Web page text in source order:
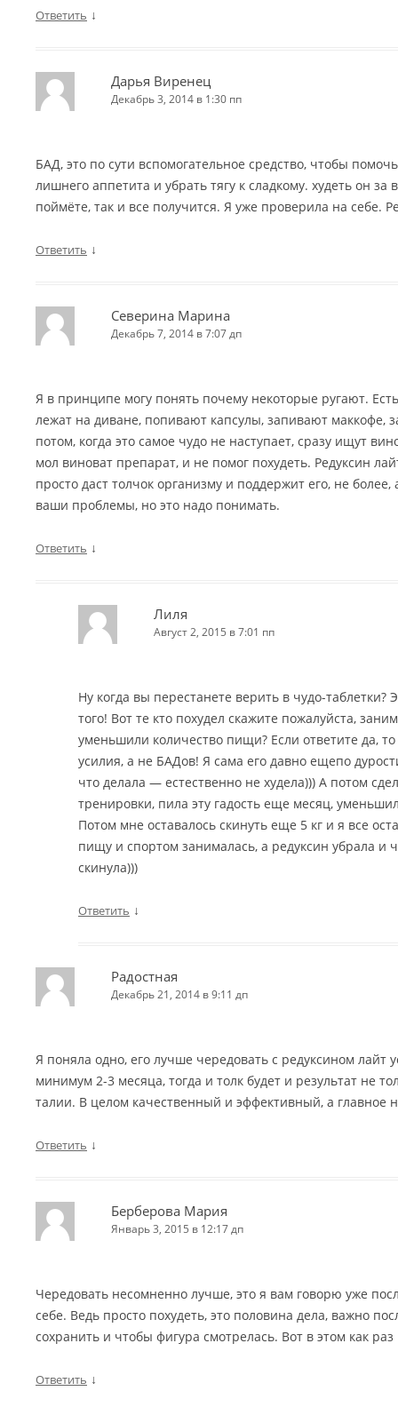
Ответить ↓
Дарья Виренец
Декабрь 3, 2014 в 1:30 пп
БАД, это по сути вспомогательное средство, чтобы
лишнего аппетита и убрать тягу к сладкому. худеть он за
поймёте, так и все получится. Я уже проверила на себе.
Ответить ↓
Северина Марина
Декабрь 7, 2014 в 7:07 дп
Я в принципе могу понять почему некоторые ругают.
лежат на диване, попивают капсулы, запивают маккофе,
потом, когда это самое чудо не наступает, сразу ищут
мол виноват препарат, и не помог похудеть. Редуксин
просто даст толчок организму и поддержит его, не
ваши проблемы, но это надо понимать.
Ответить ↓
Лиля
Август 2, 2015 в 7:01 пп
Ну когда вы перестанете верить в чудо-таблетки?
того! Вот те кто похудел скажите пожалуйста,
уменьшили количество пищи? Если ответите да,
усилия, а не БАДов! Я сама его давно ещепо
что делала — естественно не худела))) А потом
тренировки, пила эту гадость еще месяц,
Потом мне оставалось скинуть еще 5 кг и я все
пищу и спортом занималась, а редуксин убрала и
скинула)))
Ответить ↓
Радостная
Декабрь 21, 2014 в 9:11 дп
Я поняла одно, его лучше чередовать с редуксином лайт
минимум 2-3 месяца, тогда и толк будет и результат не
талии. В целом качественный и эффективный, а главное
Ответить ↓
Берберова Мария
Январь 3, 2015 в 12:17 дп
Чередовать несомненно лучше, это я вам говорю уже
себе. Ведь просто похудеть, это половина дела, важно
сохранить и чтобы фигура смотрелась. Вот в этом как
Ответить ↓